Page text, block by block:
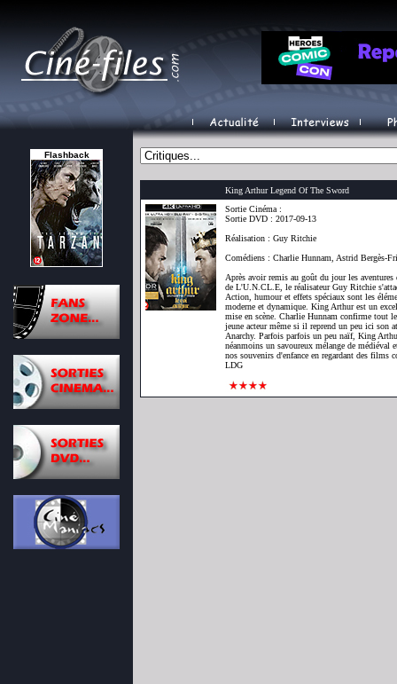
Flashback
King Arthur Legend Of The Sword
Sortie Cinéma :
Sortie DVD : 2017-09-13
Réalisation : Guy Ritchie
Comédiens : Charlie Hunnam, Astrid Bergès-
Après avoir remis au goût du jour les
de L'U.N.CL.E, le réalisateur Guy Ritchie
Action, humour et effets spéciaux sont les
moderne et dynamique. King Arthur est un
mise en scène. Charlie Hunnam confirme tout
jeune acteur même si il reprend un peu ici son
Anarchy. Parfois parfois un peu naïf, King
néanmoins un savoureux mélange de médiéval
nos souvenirs d'enfance en regardant des films
LDG